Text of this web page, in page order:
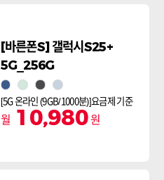
[바른폰S] 갤럭시S25+
5G_256G
네이비민트 실버쉐도우아이스블루
[5G 온라인 (9GB/1000분)]요금제 기준
월 10,980원